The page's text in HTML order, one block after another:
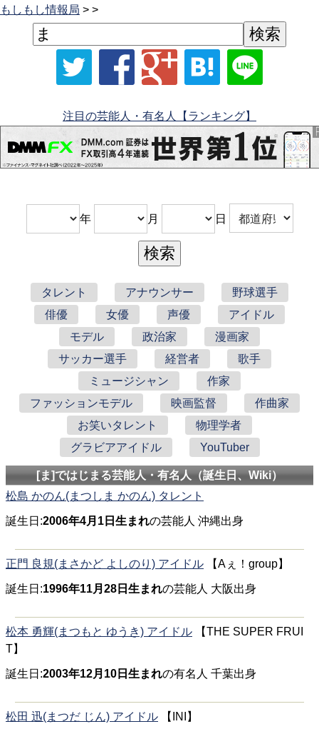
もしもし情報局 > >
注目の芸能人・有名人【ランキング】
年 月 日
タレント アナウンサー
野球選手
俳優
女優 声優
アイドル
モデル
政治家
漫画家
サッカー選手
経営者
歌手
ミュージシャン
作家
ファッションモデル
映画監督
作曲家
お笑いタレント
物理学者
グラビアアイドル
YouTuber
[ま]ではじまる芸能人・有名人（誕生日、Wiki）
松島 かのん(まつしま かのん) タレント
誕生日:2006年4月1日生まれの芸能人 沖縄出身
正門 良規(まさかど よしのり) アイドル 【Aぇ！group】
誕生日:1996年11月28日生まれの芸能人 大阪出身
松本 勇輝(まつもと ゆうき) アイドル 【THE SUPER FRUI
T】
誕生日:2003年12月10日生まれの有名人 千葉出身
松田 迅(まつだ じん) アイドル 【INI】